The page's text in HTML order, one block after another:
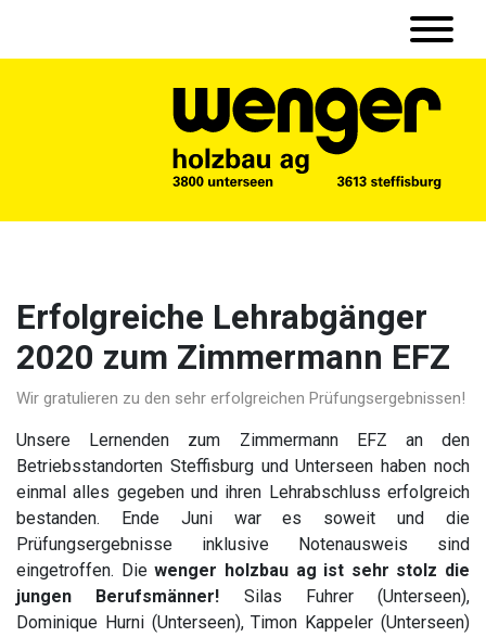
Erfolgreiche Lehrabgänger
2020 zum Zimmermann EFZ
Wir gratulieren zu den sehr erfolgreichen Prüfungsergebnissen!
Unsere Lernenden zum Zimmermann EFZ an den
Betriebsstandorten Steffisburg und Unterseen haben noch
einmal alles gegeben und ihren Lehrabschluss erfolgreich
bestanden. Ende Juni war es soweit und die
Prüfungsergebnisse inklusive Notenausweis sind
eingetroffen. Diewenger holzbau ag ist sehr stolz die
jungen Berufsmänner! Silas Fuhrer (Unterseen),
Dominique Hurni (Unterseen), Timon Kappeler (Unterseen)